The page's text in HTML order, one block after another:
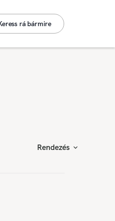
rá bármire
Rendezés